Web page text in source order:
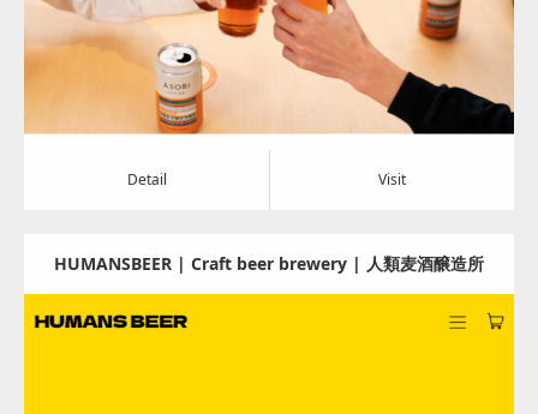
Detail Visit
Detail Visit
HUMANSBEER | Craft beer brewery | 人類麦酒醸造所